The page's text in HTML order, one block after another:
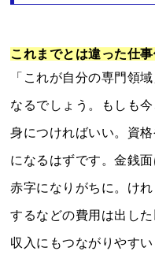
これまでとは違った仕事
「これが自分の専門領
なるでしょう。もしも
身につければいい。資
になるはずです。金銭
赤字になりがちに。け
するなどの費用は出し
収入にもつながりやす